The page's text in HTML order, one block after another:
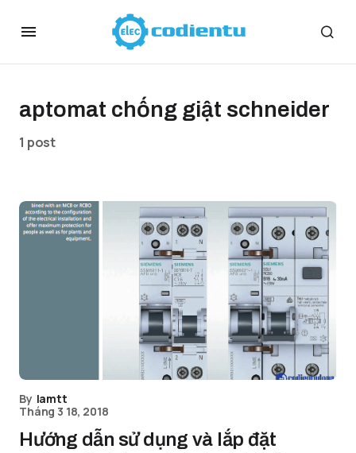
aptomat chống giật schneider
1 post
By lamtt
Tháng 3 18, 2018
Hướng dẫn sử dụng và lắp đặt